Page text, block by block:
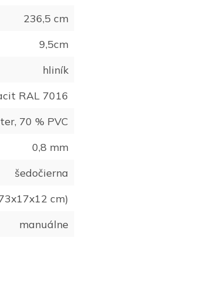
236,5 cm
9,5cm
hliník
RAL 7016
70 % PVC
0,8 mm
šedočierna
cm)
manuálne